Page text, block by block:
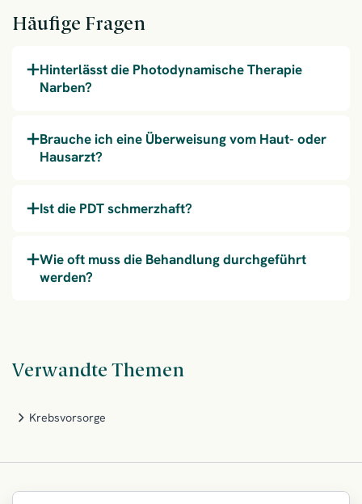
Häufige Fragen
Hinterlässt die Photodynamische Therapie
Narben?
Brauche ich eine Überweisung vom Haut- oder
Hausarzt?
Ist die PDT schmerzhaft?
Wie oft muss die Behandlung durchgeführt
werden?
Verwandte Themen
Krebsvorsorge